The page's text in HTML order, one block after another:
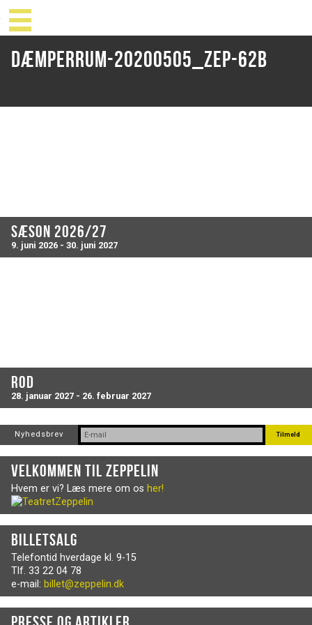
Dæmperrum-20200505_ZEP-62B
Sæson 2026/27
9. juni 2026 - 30. juni 2027
Rod
28. januar 2027 - 26. februar 2027
Nyhedsbrev
Velkommen til Zeppelin
Hvem er vi? Læs mere om os her!
Billetsalg
Telefontid hverdage kl. 9-15
Tlf. 33 22 04 78
e-mail: billet@zeppelin.dk